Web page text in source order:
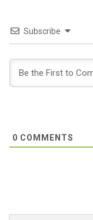
Subscribe
0 COMMENTS